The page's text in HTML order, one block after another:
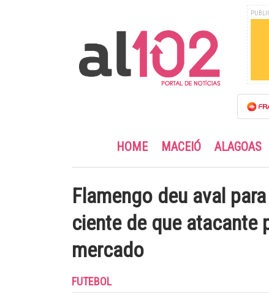
HOME MACEIÓ ALAGOAS
Flamengo deu aval
ciente de que atacante
mercado
FUTEBOL